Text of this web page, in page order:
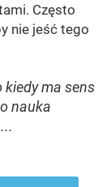
Często
nie jeść tego
ma sens
nauka